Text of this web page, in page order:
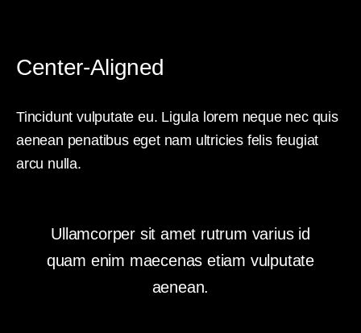
Center-Aligned
Tincidunt vulputate eu. Ligula lorem neque nec quis
aenean penatibus eget nam ultricies felis feugiat
arcu nulla.
Ullamcorper sit amet rutrum varius id
quam enim maecenas etiam vulputate
aenean.